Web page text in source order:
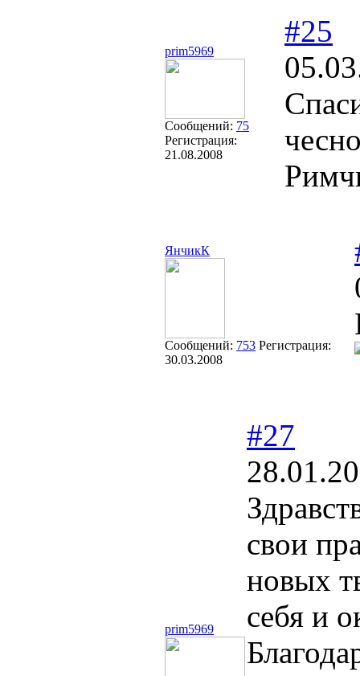
prim5969
Сообщений: 75
Регистрация:
21.08.2008
#25
ЯнчикК
Сообщений: 753 Регистрация:
30.03.2008
prim5969
#27
свои
новых
себя и